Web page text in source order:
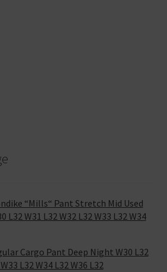
“Mills“ Pant Stretch Mid Used
L32 W31 L32 W32 L32 W33 L32 W34
Cargo Pant Deep Night W30 L32
L32 W34 L32 W36 L32